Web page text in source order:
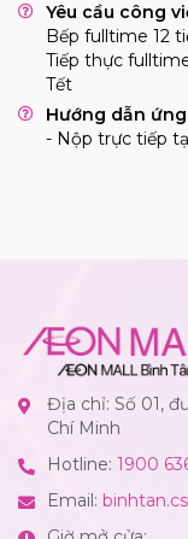
Yêu cầu công
Bếp fulltime 12
Tiếp thực
Tết
Hướng dẫn
- Nộp trực tiếp
Địa chỉ: Số 01,
Chí Minh
Hotline: 1900
Email: